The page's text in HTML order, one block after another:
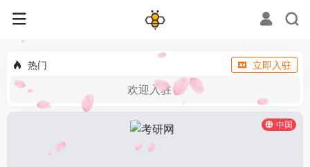
热门 立即入驻
欢迎入驻！
中国